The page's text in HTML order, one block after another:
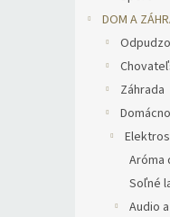
DOM A
Záhrada
Aróma
Soľné
Audio